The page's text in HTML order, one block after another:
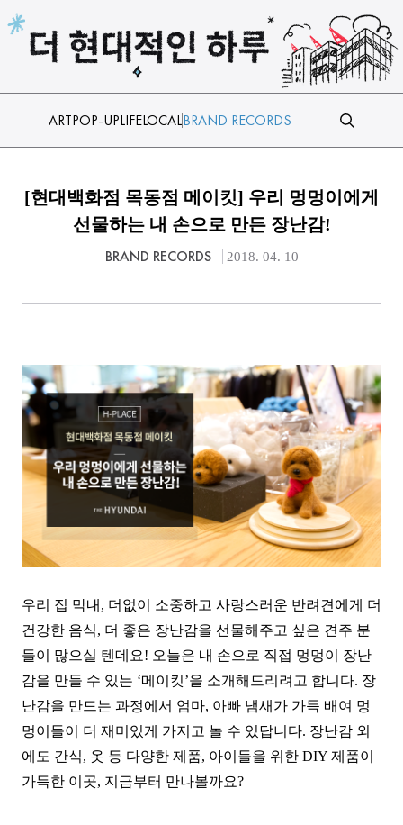
ARTPOP-UPLIFELOCALBRAND RECORDS
[현대백화점 목동점 메이킷] 우리 멍멍이에게
선물하는 내 손으로 만든 장난감!
BRAND RECORDS 2018. 04. 10
우리 집 막내, 더없이 소중하고 사랑스러운 반려견에게 더
건강한 음식, 더 좋은 장난감을 선물해주고 싶은 견주 분
들이 많으실 텐데요! 오늘은 내 손으로 직접 멍멍이 장난
감을 만들 수 있는 ‘메이킷’을 소개해드리려고 합니다. 장
난감을 만드는 과정에서 엄마, 아빠 냄새가 가득 배여 멍
멍이들이 더 재미있게 가지고 놀 수 있답니다. 장난감 외
에도 간식, 옷 등 다양한 제품, 아이들을 위한 DIY 제품이
가득한 이곳, 지금부터 만나볼까요?